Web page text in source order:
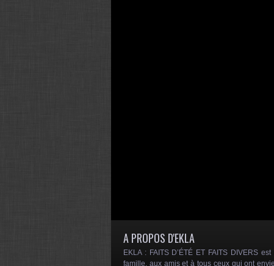
A PROPOS D'EKLA
EKLA : FAITS D’ÉTÉ ET FAITS DIVERS
famille, aux amis et à tous ceux qui ont